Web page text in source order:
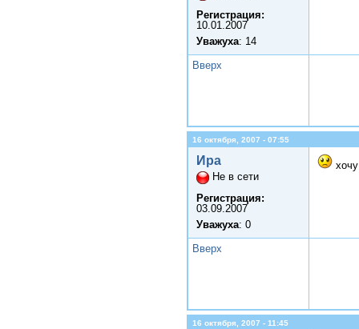
Регистрация:
10.01.2007
Уважуха: 14
Вверх
16 октября, 2007 - 07:55
Ира
Не в сети
Регистрация:
03.09.2007
Уважуха: 0
Вверх
16 октября, 2007 - 11:45